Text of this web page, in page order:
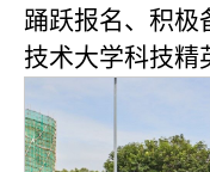
踊跃报名、积极
技术大学科技精